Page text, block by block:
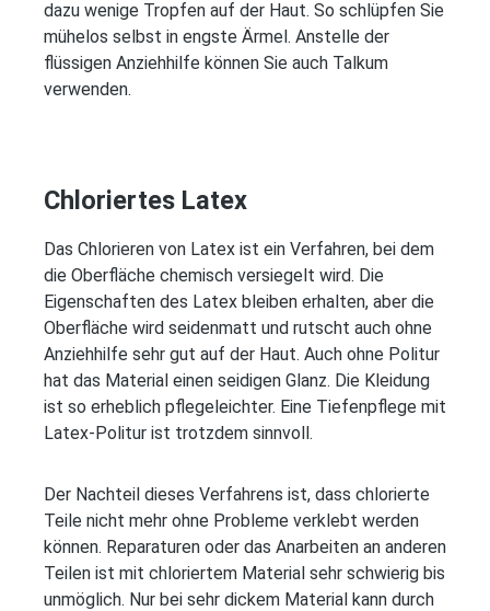
dazu wenige Tropfen auf der Haut. So schlüpfen Sie
mühelos selbst in engste Ärmel. Anstelle der
flüssigen Anziehhilfe können Sie auch Talkum
verwenden.
Chloriertes Latex
Das Chlorieren von Latex ist ein Verfahren, bei dem
die Oberfläche chemisch versiegelt wird. Die
Eigenschaften des Latex bleiben erhalten, aber die
Oberfläche wird seidenmatt und rutscht auch ohne
Anziehhilfe sehr gut auf der Haut. Auch ohne Politur
hat das Material einen seidigen Glanz. Die Kleidung
ist so erheblich pflegeleichter. Eine Tiefenpflege mit
Latex-Politur ist trotzdem sinnvoll.
Der Nachteil dieses Verfahrens ist, dass chlorierte
Teile nicht mehr ohne Probleme verklebt werden
können. Reparaturen oder das Anarbeiten an anderen
Teilen ist mit chloriertem Material sehr schwierig bis
unmöglich. Nur bei sehr dickem Material kann durch